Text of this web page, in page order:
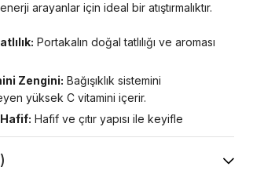
arayanlar için ideal bir atıştırmalıktır.
Portakalın doğal tatlılığı ve aroması
Zengini: Bağışıklık sistemini
yüksek C vitamini içerir.
Hafif: Hafif ve çıtır yapısı ile keyifle
Dry Portakal?